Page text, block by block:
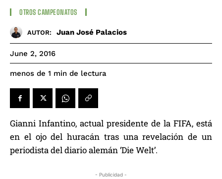
OTROS CAMPEONATOS
AUTOR: Juan José Palacios
June 2, 2016
menos de 1 min de lectura
Gianni Infantino, actual presidente de la FIFA, está
en el ojo del huracán tras una revelación de un
periodista del diario alemán ‘Die Welt’.
- Publicidad -